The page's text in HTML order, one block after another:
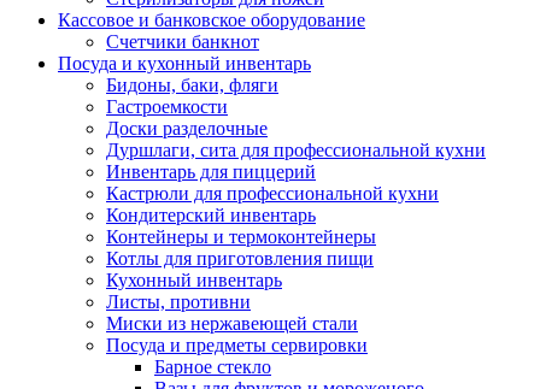
Кассовое и банковское оборудование
Счетчики банкнот
Посуда и кухонный инвентарь
Бидоны, баки, фляги
Гастроемкости
Доски разделочные
Дуршлаги, сита для профессиональной кухни
Инвентарь для пиццерий
Кастрюли для профессиональной кухни
Кондитерский инвентарь
Контейнеры и термоконтейнеры
Котлы для приготовления пищи
Кухонный инвентарь
Листы, противни
Миски из нержавеющей стали
Посуда и предметы сервировки
Барное стекло